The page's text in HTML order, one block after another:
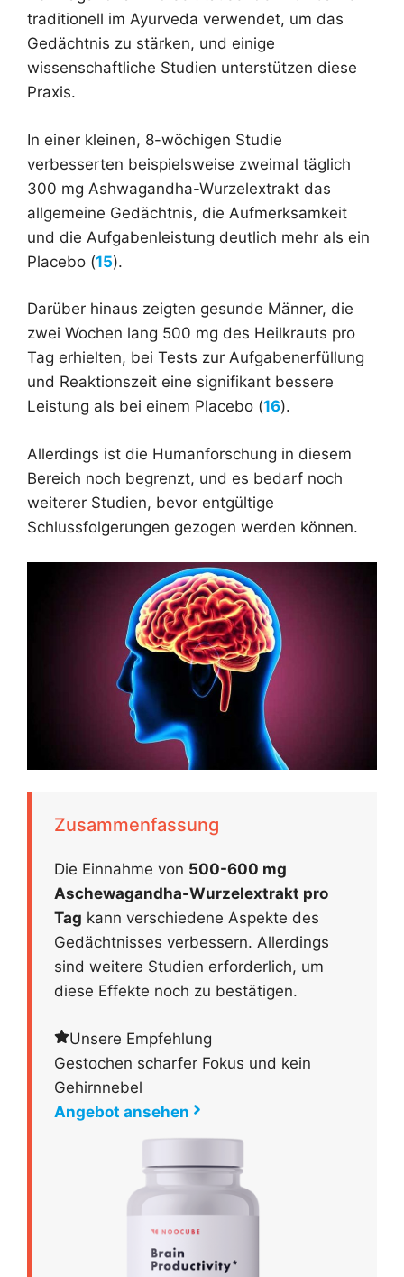
traditionell im Ayurveda verwendet, um das
Gedächtnis zu stärken, und einige
wissenschaftliche Studien unterstützen diese
Praxis.
In einer kleinen, 8-wöchigen Studie
verbesserten beispielsweise zweimal täglich
300 mg Ashwagandha-Wurzelextrakt das
allgemeine Gedächtnis, die Aufmerksamkeit
und die Aufgabenleistung deutlich mehr als ein
Placebo (15).
Darüber hinaus zeigten gesunde Männer, die
zwei Wochen lang 500 mg des Heilkrauts pro
Tag erhielten, bei Tests zur Aufgabenerfüllung
und Reaktionszeit eine signifikant bessere
Leistung als bei einem Placebo (16).
Allerdings ist die Humanforschung in diesem
Bereich noch begrenzt, und es bedarf noch
weiterer Studien, bevor entgültige
Schlussfolgerungen gezogen werden können.
Zusammenfassung
Die Einnahme von 500-600 mg
Aschewagandha-Wurzelextrakt pro
Tag kann verschiedene Aspekte des
Gedächtnisses verbessern. Allerdings
sind weitere Studien erforderlich, um
diese Effekte noch zu bestätigen.
Unsere Empfehlung
Gestochen scharfer Fokus und kein
Gehirnnebel
Angebot ansehen